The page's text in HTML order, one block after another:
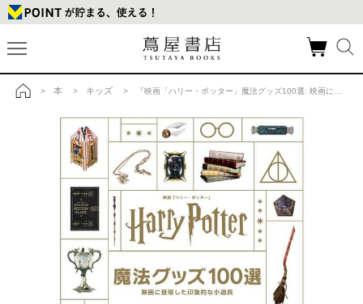
> 本 > キッズ > 『映画「ハリー・ポッター」魔法グッズ100選: 映画に登場した印象的な小道具』ジョディ・レベンソン (著), 松岡 佑子 (監修, 翻訳), 宮川 未葉 (翻訳)静山社の商品詳細